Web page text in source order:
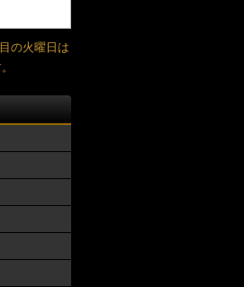
の火曜日は